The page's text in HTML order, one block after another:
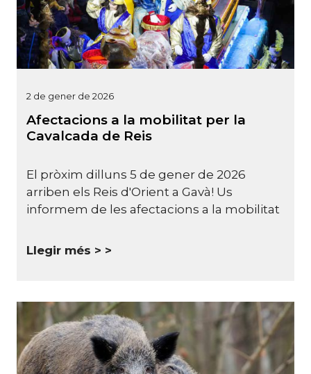
2 de gener de 2026
Afectacions a la mobilitat per la
Cavalcada de Reis
El pròxim dilluns 5 de gener de 2026
arriben els Reis d'Orient a Gavà! Us
informem de les afectacions a la mobilitat
Llegir més >